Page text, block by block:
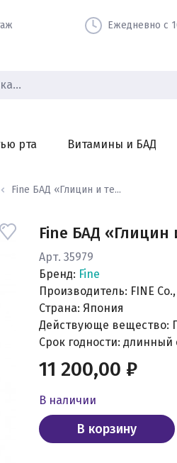
Ежедневно с
рта Витамины и БАД
Fine БАД «Глицин и те...
Fine БАД «Глицин
Арт. 35979
Бренд: Fine
Производитель: FINE
Страна: Япония
Действующе вещество:
Срок годности: длинный
11 200,00 ₽
В наличии
В корзину